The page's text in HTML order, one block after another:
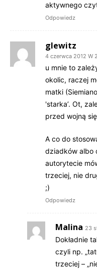
aktywnego
Odpowiedz
glewitz
4 czerwca 2012 W
u mnie to
okolic, raczej
matki
'starka’. Ot,
przed wojną
A co do
dziadków albo
autorytecie
trzeciej, nie
;)
Odpowiedz
Malina 23
Dokładnie
czyli np.
trzeciej –